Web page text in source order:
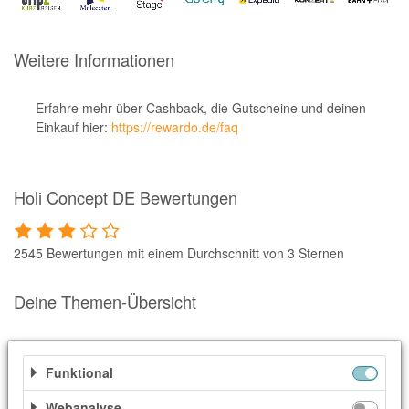
apodiscounter
OTTO Office
Udemy
Pets Deli
SNIPES
Click & Boat
XXXLutz
BADER
Weitere Informationen
Erfahre mehr über Cashback, die Gutscheine und deinen
Einkauf hier: https://rewardo.de/faq
Holi Concept DE Bewertungen
2545 Bewertungen mit einem Durchschnitt von 3 Sternen
Deine Themen-Übersicht
Ähnliche Shops
Weitere Informationen
Funktional